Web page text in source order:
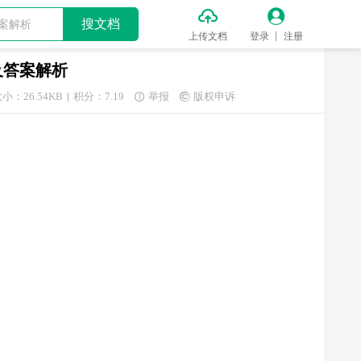
搜文档 
上传文档

登录 注册
案解析
小：26.54KB 积分：7.19  举报  版权申诉